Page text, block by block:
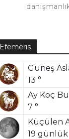
Efemeris
Güneş
13 °
Ay Koç
7 °
Küçülen
19 günlük